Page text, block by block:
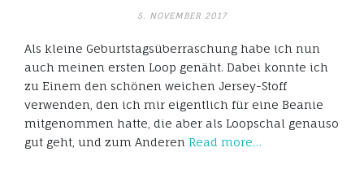
5. NOVEMBER 2017
Als kleine Geburtstagsüberraschung habe ich nun
auch meinen ersten Loop genäht. Dabei konnte ich
zu Einem den schönen weichen Jersey-Stoff
verwenden, den ich mir eigentlich für eine Beanie
mitgenommen hatte, die aber als Loopschal genauso
gut geht, und zum Anderen Read more…